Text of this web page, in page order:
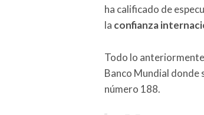
ha calificado de
la confianza
Todo lo
Banco Mundial donde
número 188.